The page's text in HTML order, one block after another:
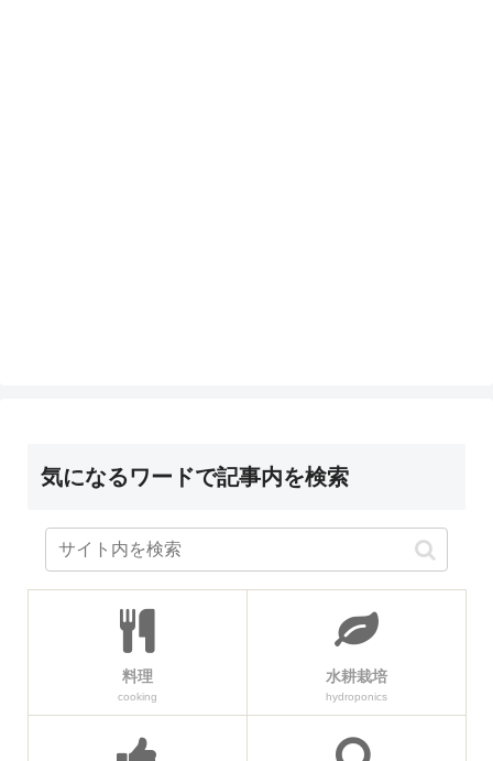
気になるワードで記事内を検索
料理
cooking
水耕栽培
hydroponics